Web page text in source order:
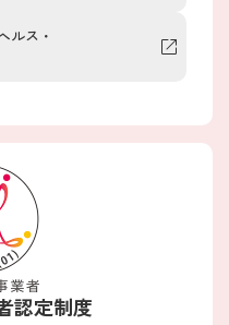
ルス・
認定制度